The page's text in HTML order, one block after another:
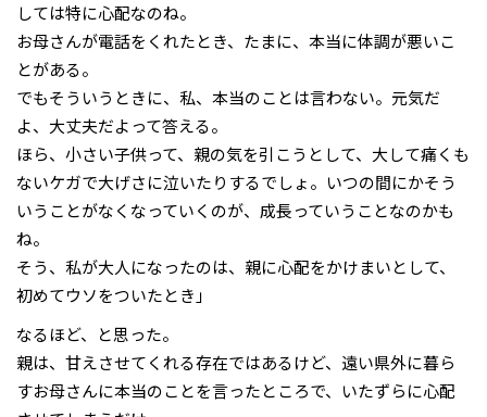
しては特に心配なのね。
お母さんが電話をくれたとき、たまに、本当に体調が悪いこ
とがある。
でもそういうときに、私、本当のことは言わない。元気だ
よ、大丈夫だよって答える。
ほら、小さい子供って、親の気を引こうとして、大して痛くも
ないケガで大げさに泣いたりするでしょ。いつの間にかそう
いうことがなくなっていくのが、成長っていうことなのかも
ね。
そう、私が大人になったのは、親に心配をかけまいとして、
初めてウソをついたとき」
なるほど、と思った。
親は、甘えさせてくれる存在ではあるけど、遠い県外に暮ら
すお母さんに本当のことを言ったところで、いたずらに心配